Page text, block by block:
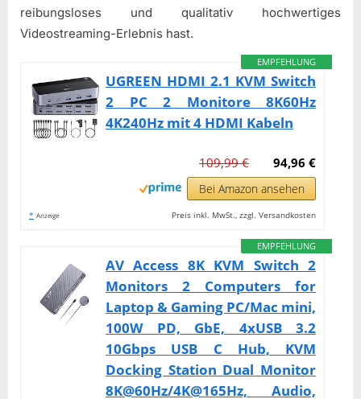
reibungsloses und qualitativ hochwertiges
Videostreaming-Erlebnis hast.
EMPFEHLUNG
UGREEN HDMI 2.1 KVM Switch
2 PC 2 Monitore 8K60Hz
4K240Hz mit 4 HDMI Kabeln
94,96 €
109,99 €
Bei Amazon ansehen
* Anzeige Preis inkl. MwSt., zzgl. Versandkosten
EMPFEHLUNG
AV Access 8K KVM Switch 2
Monitors 2 Computers for
Laptop & Gaming PC/Mac mini,
100W PD, GbE, 4xUSB 3.2
10Gbps USB C Hub, KVM
Docking Station Dual Monitor
8K@60Hz/4K@165Hz, Audio,